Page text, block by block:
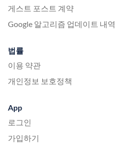
게스트 포스트 계약
Google 알고리즘 업데이트 내역
법률
이용 약관
개인정보 보호정책
App
로그인
가입하기